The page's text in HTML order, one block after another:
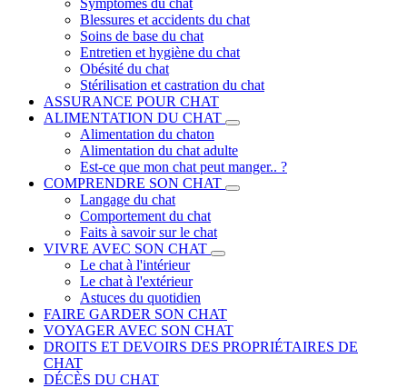
Symptômes du chat
Blessures et accidents du chat
Soins de base du chat
Entretien et hygiène du chat
Obésité du chat
Stérilisation et castration du chat
ASSURANCE POUR CHAT
ALIMENTATION DU CHAT
Alimentation du chaton
Alimentation du chat adulte
Est-ce que mon chat peut manger.. ?
COMPRENDRE SON CHAT
Langage du chat
Comportement du chat
Faits à savoir sur le chat
VIVRE AVEC SON CHAT
Le chat à l'intérieur
Le chat à l'extérieur
Astuces du quotidien
FAIRE GARDER SON CHAT
VOYAGER AVEC SON CHAT
DROITS ET DEVOIRS DES PROPRIÉTAIRES DE
CHAT
DÉCÈS DU CHAT